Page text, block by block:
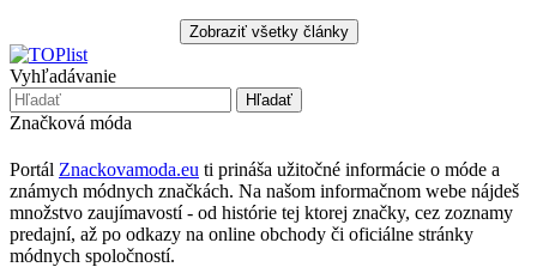
Vyhľadávanie
Značková móda
Portál Znackovamoda.eu ti prináša užitočné informácie o móde a
známych módnych značkách. Na našom informačnom webe nájdeš
množstvo zaujímavostí - od histórie tej ktorej značky, cez zoznamy
predajní, až po odkazy na online obchody či oficiálne stránky
módnych spoločností.